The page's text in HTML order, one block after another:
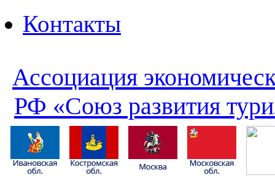
Контакты
Ассоциация
РФ «Союз развития